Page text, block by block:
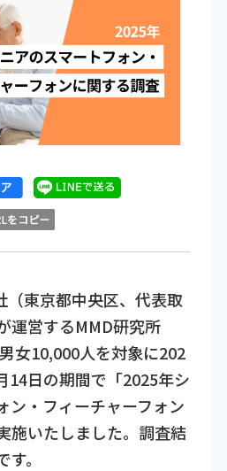
（東京都中央区、代表取
運営するMMD研究所
女10,000人を対象に202
14日の期間で「2025年シ
ン・フィーチャーフォン
施いたしました。調査結
。